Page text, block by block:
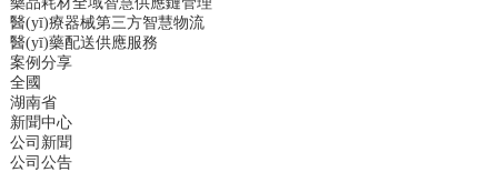
醫(yī)療器械第三方智慧物流
醫(yī)藥配送供應服務
案例分享
全國
湖南省
新聞中心
公司新聞
公司公告